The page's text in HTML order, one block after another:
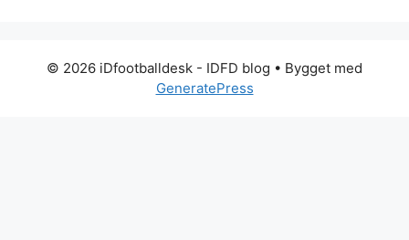
© 2026 iDfootballdesk - IDFD blog • Bygget med
GeneratePress